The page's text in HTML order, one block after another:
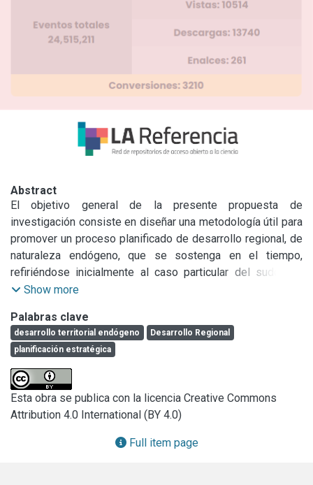
Abstract
El objetivo general de la presente propuesta de
investigación consiste en diseñar una metodología útil para
promover un proceso planificado de desarrollo regional, de
naturaleza endógeno, que se sostenga en el tiempo,
refiriéndose inicialmente al caso particular del sudoeste
bonaerense (SOB).
actividades específicas paraun programa sistemático de
este tipo, lo que resultaría en una aproximación inicical a un
plan estratégico de desarrollo para la región del SOB. Cabe
mencionar que en la medida de lo posible se intentarán
aplicar a escala los resultados del trabajo realizado. Este
trabajo sobre el territorio facilitaría evaluar la utilidad del
mismo.
Show more
Palabras clave
desarrollo territorial endógeno
Desarrollo Regional
planificación estratégica
Esta obra se publica con la licencia Creative Commons
Attribution 4.0 International (BY 4.0)
Full item page